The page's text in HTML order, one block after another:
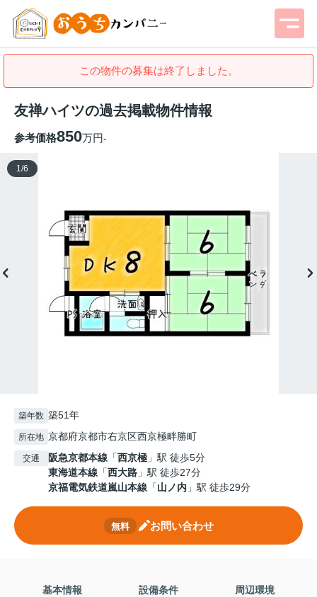
この物件の募集は終了しました。
友禅ハイツの過去掲載物件情報
参考価格850万円-
1 /6
築年数 築51年
所在地 京都府京都市右京区西京極畔勝町
交通 阪急京都本線 「西京極 」駅 徒歩5分
東海道本線 「西大路 」駅 徒歩27分
京福電気鉄道嵐山本線 「山ノ内 」駅 徒歩29分
無料 お問い合わせ
基本情報 設備条件 周辺環境